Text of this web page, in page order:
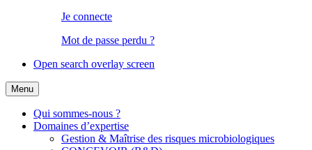
Je connecte
Mot de passe perdu ?
Open search overlay screen
Menu
Qui sommes-nous ?
Domaines d’expertise
Gestion & Maîtrise des risques microbiologiques